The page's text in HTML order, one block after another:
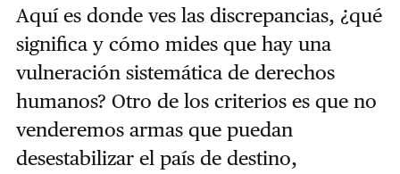
Aquí es donde ves las discrepancias, ¿qué
significa y cómo mides que hay una
vulneración sistemática de derechos
humanos? Otro de los criterios es que no
venderemos armas que puedan
desestabilizar el país de destino,